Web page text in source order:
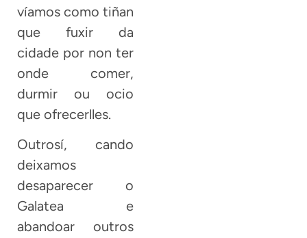
víamos como tiñan
que fuxir da
cidade por non ter
onde comer,
durmir ou ocio
que ofrecerlles.
Outrosí, cando
deixamos
desaparecer o
Galatea e
abandoar outros